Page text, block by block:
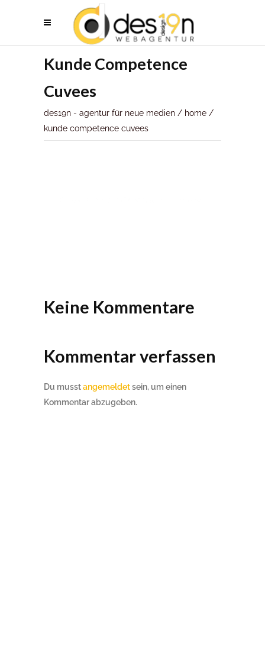
Kunde Competence
Cuvees
des19n - agentur für neue medien / home /
kunde competence cuvees
Keine Kommentare
Kommentar verfassen
Du musstangemeldetsein, um einen
Kommentar abzugeben.